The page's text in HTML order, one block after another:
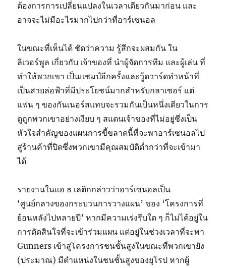
ต้องการการเปลี่ยนแปลงในเวลาเดียวกันมาก่อน และ
อาจจะไม่มีอะไรมากไปกว่าที่อาร์เซนอล
ในขณะที่เห็นได้ ชัดว่าความ รู้สึกจะผสมกันใน
ลิเวอร์พูล เกี่ยวกับ เจ้าของที่ นำผู้จัดการทีม และผู้เล่น ที่
ทำให้พวกเขา เป็นแชมป์อีกครั้งและวู้ดวาร์ดทำหน้าที่
เป็นสายล่อฟ้าที่มีประโยชน์มากสำหรับกลาเซอร์ แต่
แฟน ๆ ของกันเนอร์สแทบจะรวมกันเป็นหนึ่งเดียวในการ
ดูถูกพวกเขาอย่างเงียบ ๆ สแตนเจ้าของที่ไม่อยู่ซึ่งเป็น
หัวใจสำคัญของแผนการขี้ขลาดนี้ที่จะพาอาร์เซนอลไป
สู่ร้านค้าที่ปิดซึ่งพวกเขามีคุณสมบัติต่ำกว่าที่จะเข้ามา
ได้
รายงานในแอ ธ เลติกกล่าวว่าอาร์เซนอลเป็น
‘ศูนย์กลางของกระบวนการวางแผน’ ของ ‘โครงการที่
ย้อนหลังไปหลายปี’ หากมีความเร่งรีบใด ๆ ก็ไม่ได้อยู่ใน
การตัดสินใจที่จะเข้าร่วมแผน แต่อยู่ในช่วงเวลาที่จะพา
Gunners เข้าสู่โครงการชนชั้นสูงในขณะที่พวกเขายัง
(ประมาณ) มีตำแหน่งในชนชั้นสูงของยุโรป หากผู้